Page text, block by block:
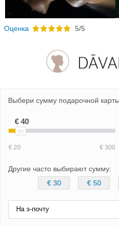
Oценка 5/5
Выбери сумму подарочной
Другие часто выбирают сумму:
€ 30
€ 50
На э-почту